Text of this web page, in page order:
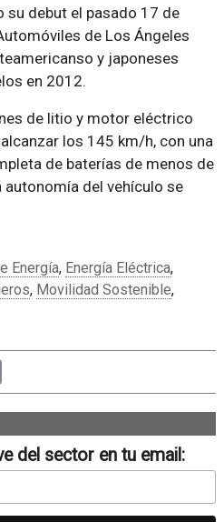
su debut el pasado 17 de
de Los Ángeles
y japoneses
en 2012.
de litio y motor eléctrico
los 145 km/h, con una
de baterías de menos de
del vehículo se
Energía, Energía Eléctrica,
, Movilidad Sostenible,
Email
del sector en tu email: